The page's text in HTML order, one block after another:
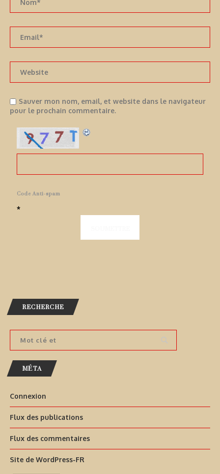
Sauver mon nom, email, et website dans le navigateur
pour le prochain commentaire.
Code Anti-spam
*
RECHERCHE
MÉTA
Connexion
Flux des publications
Flux des commentaires
Site de WordPress-FR